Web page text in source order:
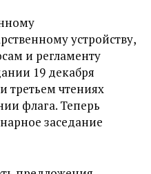
устройству,
и регламенту
19 декабря
третьем чтениях
флага. Теперь
заседание